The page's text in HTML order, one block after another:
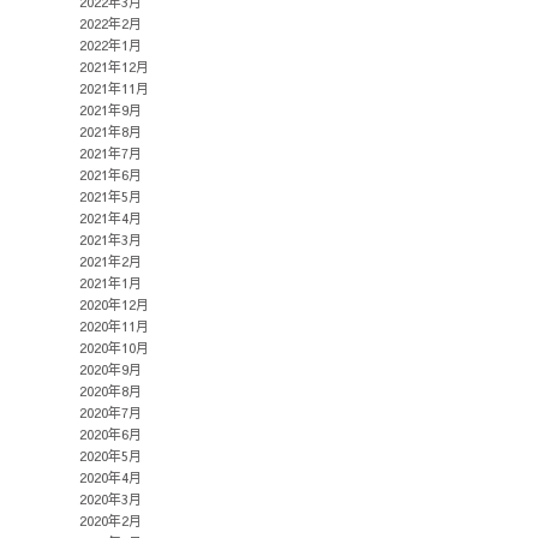
2022年2月
2022年1月
2021年12月
2021年11月
2021年9月
2021年8月
2021年7月
2021年6月
2021年5月
2021年4月
2021年3月
2021年2月
2021年1月
2020年12月
2020年11月
2020年10月
2020年9月
2020年8月
2020年7月
2020年6月
2020年5月
2020年4月
2020年3月
2020年2月